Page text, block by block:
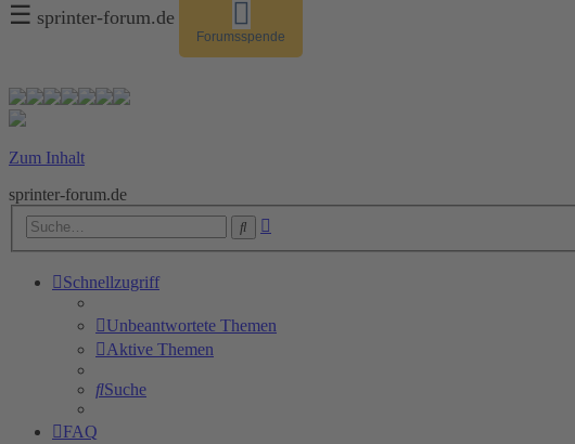
☰ sprinter-forum.de
Forumsspende
Zum Inhalt
sprinter-forum.de
Suche
Schnellzugriff
Unbeantwortete Themen
Aktive Themen
Suche
FAQ